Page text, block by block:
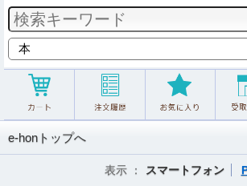
e-honトップへ
表示 ： スマートフォン